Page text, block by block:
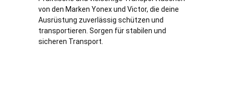
von den Marken Yonex und Victor, die deine
Ausrüstung zuverlässig schützen und
transportieren. Sorgen für stabilen und
sicheren Transport.